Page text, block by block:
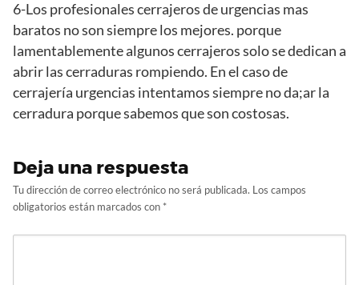
6-Los profesionales cerrajeros de urgencias mas
baratos no son siempre los mejores. porque
lamentablemente algunos cerrajeros solo se dedican a
abrir las cerraduras rompiendo. En el caso de
cerrajería urgencias intentamos siempre no da;ar la
cerradura porque sabemos que son costosas.
Deja una respuesta
Tu dirección de correo electrónico no será publicada. Los campos
obligatorios están marcados con *